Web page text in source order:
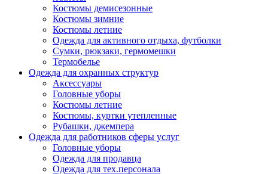
Костюмы демисезонные
Костюмы зимние
Костюмы летние
Одежда для активного отдыха, футболки
Сумки, рюкзаки, гермомешки
Термобелье
Одежда для охранных структур
Аксессуары
Головные уборы
Костюмы летние
Костюмы, куртки утепленные
Рубашки, джемпера
Одежда для работников сферы услуг
Головные уборы
Одежда для продавца
Одежда для тех.персонала